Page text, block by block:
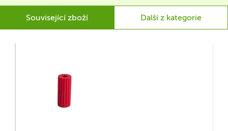
Související zboží Další z kategorie